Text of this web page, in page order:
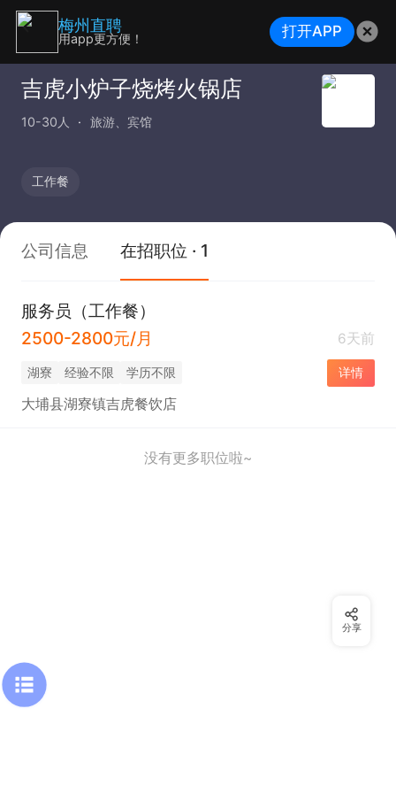
吉虎小炉子烧烤火锅店
10-30人 旅游、宾馆
工作餐
公司信息 在招职位 · 1
服务员（工作餐）
2500-2800元/月
6天前
湖寮 经验不限 学历不限 详情
大埔县湖寮镇吉虎餐饮店
没有更多职位啦~
分享
梅州直聘
用app更方便！ 打开APP